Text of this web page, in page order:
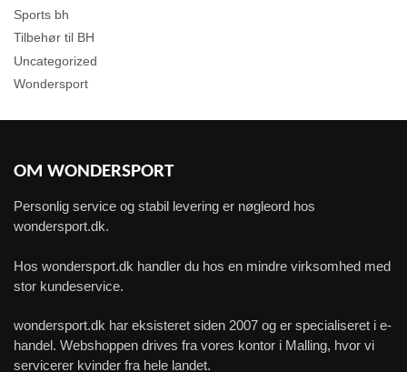
Sports bh
Tilbehør til BH
Uncategorized
Wondersport
OM WONDERSPORT
Personlig service og stabil levering er nøgleord hos
wondersport.dk.
Hos wondersport.dk handler du hos en mindre virksomhed med
stor kundeservice.
wondersport.dk har eksisteret siden 2007 og er specialiseret i e-
handel. Webshoppen drives fra vores kontor i Malling, hvor vi
servicerer kvinder fra hele landet.